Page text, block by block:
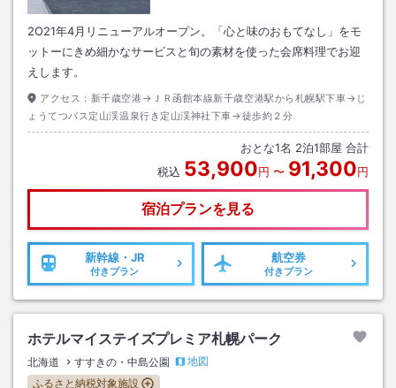
2O21年4月リニューアルオープン。「心と味のおもてなし」をモ
ットーにきめ細かなサービスと旬の素材を使った会席料理でお迎
えします。
アクセス： 新千歳空港→ＪＲ函館本線新千歳空港駅から札幌駅下車→じ
ょうてつバス定山渓温泉行き定山渓神社下車→徒歩約２分
おとな1名 2泊1部屋 合計
税込 53,900円 〜 91,300円
宿泊プランを見る
新幹線・JR
付きプラン
航空券
付きプラン
ホテルマイステイズプレミア札幌パーク
北海道 すすきの・中島公園
地図
ふるさと納税対象施設